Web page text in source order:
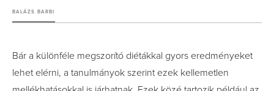
BALÁZS BARBI
Bár a különféle megszorító diétákkal gyors eredményeket
lehet elérni, a tanulmányok szerint ezek kellemetlen